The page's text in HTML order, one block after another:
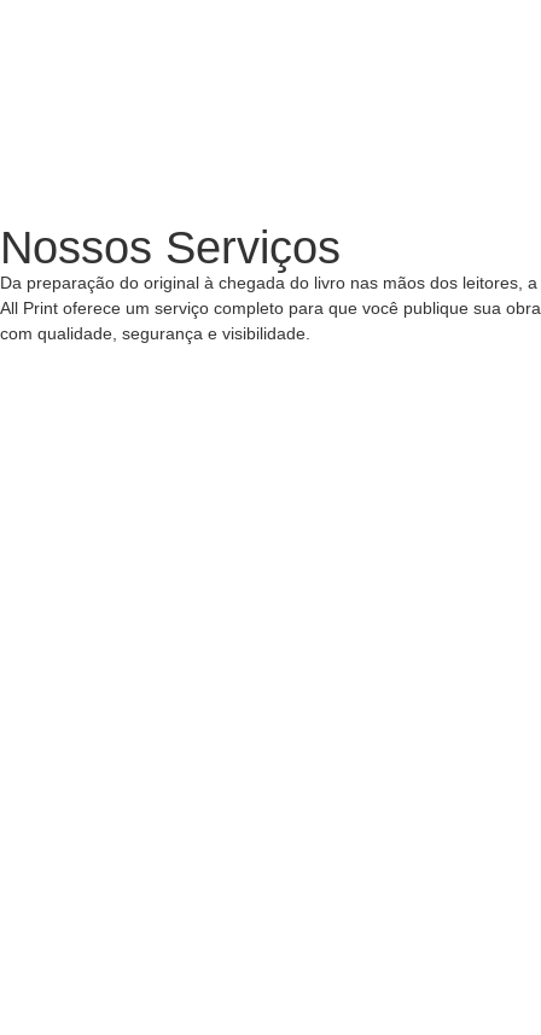
Nossos Serviços
Da preparação do original à chegada do livro nas mãos dos leitores, a
All Print oferece um serviço completo para que você publique sua obra
com qualidade, segurança e visibilidade.